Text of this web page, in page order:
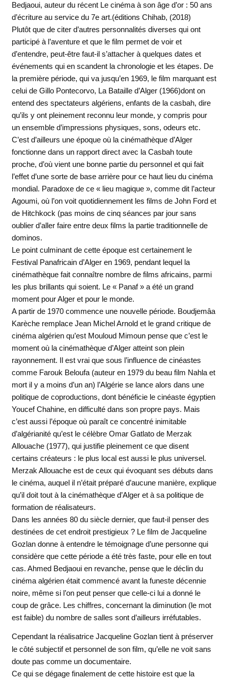
Bedjaoui, auteur du récent Le cinéma à son âge d’or : 50 ans
d’écriture au service du 7e art.(éditions Chihab, (2018)
Plutôt que de citer d’autres personnalités diverses qui ont
participé à l’aventure et que le film permet de voir et
d’entendre, peut-être faut-il s’attacher à quelques dates et
événements qui en scandent la chronologie et les étapes. De
la première période, qui va jusqu’en 1969, le film marquant est
celui de Gillo Pontecorvo, La Bataille d’Alger (1966)dont on
entend des spectateurs algériens, enfants de la casbah, dire
qu’ils y ont pleinement reconnu leur monde, y compris pour
un ensemble d’impressions physiques, sons, odeurs etc.
C’est d’ailleurs une époque où la cinémathèque d’Alger
fonctionne dans un rapport direct avec la Casbah toute
proche, d’où vient une bonne partie du personnel et qui fait
l’effet d’une sorte de base arrière pour ce haut lieu du cinéma
mondial. Paradoxe de ce « lieu magique », comme dit l’acteur
Agoumi, où l’on voit quotidiennement les films de John Ford et
de Hitchkock (pas moins de cinq séances par jour sans
oublier d’aller faire entre deux films la partie traditionnelle de
dominos.
Le point culminant de cette époque est certainement le
Festival Panafricain d’Alger en 1969, pendant lequel la
cinémathèque fait connaître nombre de films africains, parmi
les plus brillants qui soient. Le « Panaf » a été un grand
moment pour Alger et pour le monde.
A partir de 1970 commence une nouvelle période. Boudjemâa
Karèche remplace Jean Michel Arnold et le grand critique de
cinéma algérien qu’est Mouloud Mimoun pense que c’est le
moment où la cinémathèque d’Alger atteint son plein
rayonnement. Il est vrai que sous l’influence de cinéastes
comme Farouk Beloufa (auteur en 1979 du beau film Nahla et
mort il y a moins d’un an) l’Algérie se lance alors dans une
politique de coproductions, dont bénéficie le cinéaste égyptien
Youcef Chahine, en difficulté dans son propre pays. Mais
c’est aussi l’époque où paraît ce concentré inimitable
d’algérianité qu’est le célèbre Omar Gatlato de Merzak
Allouache (1977), qui justifie pleinement ce que disent
certains créateurs : le plus local est aussi le plus universel.
Merzak Allouache est de ceux qui évoquant ses débuts dans
le cinéma, auquel il n’était préparé d’aucune manière, explique
qu’il doit tout à la cinémathèque d’Alger et à sa politique de
formation de réalisateurs.
Dans les années 80 du siècle dernier, que faut-il penser des
destinées de cet endroit prestigieux ? Le film de Jacqueline
Gozlan donne à entendre le témoignage d’une personne qui
considère que cette période a été très faste, pour elle en tout
cas. Ahmed Bedjaoui en revanche, pense que le déclin du
cinéma algérien était commencé avant la funeste décennie
noire, même si l’on peut penser que celle-ci lui a donné le
coup de grâce. Les chiffres, concernant la diminution (le mot
est faible) du nombre de salles sont d’ailleurs irréfutables.
Cependant la réalisatrice Jacqueline Gozlan tient à préserver
le côté subjectif et personnel de son film, qu’elle ne voit sans
doute pas comme un documentaire.
Ce qui se dégage finalement de cette histoire est que la